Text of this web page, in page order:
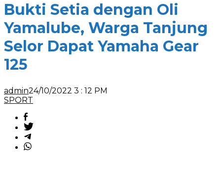
Bukti Setia dengan Oli
Yamalube, Warga Tanjung
Selor Dapat Yamaha Gear
125
admin24/10/2022 3 : 12 PM
SPORT